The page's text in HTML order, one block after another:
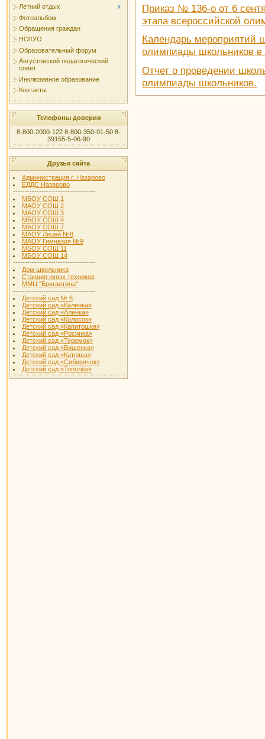
Летний отдых
Фотоальбом
Обращения граждан
НОКУО
Образовательный форум
Августовский педагогический
совет
Инклюзивное образование
Контакты
Телефоны доверия
8-800-2000-122 8-800-350-01-50 8-
39155-5-06-90
Друзья сайта
Администрация г. Назарово
ЕДДС Назарово
-----------------------------------
МБОУ СОШ 1
МАОУ СОШ 2
МАОУ СОШ 3
МБОУ СОШ 4
МАОУ СОШ 7
МАОУ Лицей №8
МАОУ Гимназия №9
МБОУ СОШ 11
МБОУ СОШ 14
-----------------------------------
Дом школьника
Станция юных техников
ММЦ "Бригантина"
-----------------------------------
Детский сад № 6
Детский сад «Калинка»
Детский сад «Аленка»
Детский сад «Колосок»
Детский сад «Капитошка»
Детский сад «Росинка»
Детский сад «Теремок»
Детский сад «Вишенка»
Детский сад «Катюша»
Детский сад «Сибирячок»
Детский сад «Тополёк»
Приказ № 136-о от 6
этапа всероссийской
Календарь мероприятий
олимпиады школьников в
Отчет о проведении
олимпиады школьников.